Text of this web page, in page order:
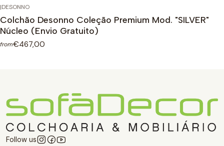
|DESONNO
Colchão Desonno Coleção Premium Mod. "SILVER"
Núcleo (Envio Gratuito)
from€467,00
Follow us